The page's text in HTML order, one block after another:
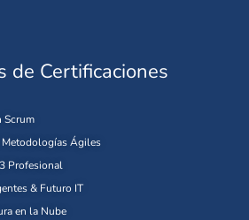
de Certificaciones
Scrum
Metodologías Ágiles
Profesional
& Futuro IT
en la Nube